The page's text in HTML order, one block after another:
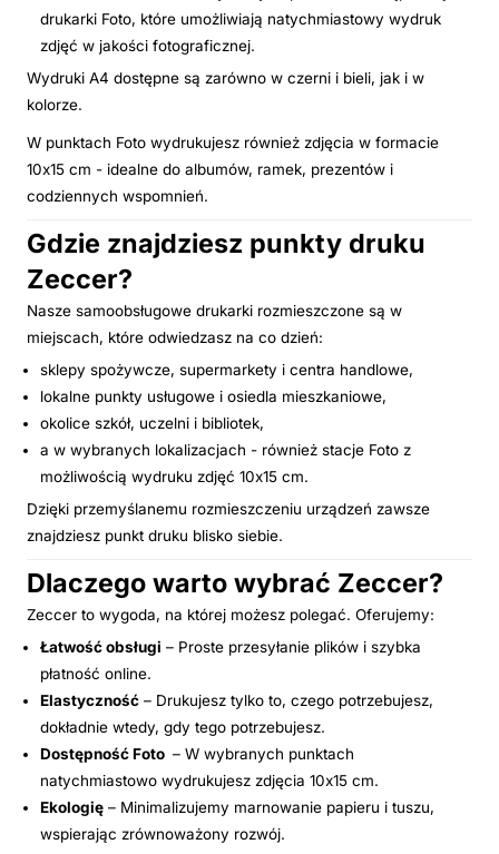
drukarki Foto, które umożliwiają natychmiastowy wydruk
zdjęć w jakości fotograficznej.
Wydruki A4 dostępne są zarówno w czerni i bieli, jak i w
kolorze.
W punktach Foto wydrukujesz również zdjęcia w formacie
10x15 cm - idealne do albumów, ramek, prezentów i
codziennych wspomnień.
Gdzie znajdziesz punkty druku
Zeccer?
Nasze samoobsługowe drukarki rozmieszczone są w
miejscach, które odwiedzasz na co dzień:
sklepy spożywcze, supermarkety i centra handlowe,
lokalne punkty usługowe i osiedla mieszkaniowe,
okolice szkół, uczelni i bibliotek,
a w wybranych lokalizacjach - również stacje Foto z
możliwością wydruku zdjęć 10x15 cm.
Dzięki przemyślanemu rozmieszczeniu urządzeń zawsze
znajdziesz punkt druku blisko siebie.
Dlaczego warto wybrać Zeccer?
Zeccer to wygoda, na której możesz polegać. Oferujemy:
Łatwość obsługi – Proste przesyłanie plików i szybka
płatność online.
Elastyczność – Drukujesz tylko to, czego potrzebujesz,
dokładnie wtedy, gdy tego potrzebujesz.
Dostępność Foto – W wybranych punktach
natychmiastowo wydrukujesz zdjęcia 10x15 cm.
Ekologię – Minimalizujemy marnowanie papieru i tuszu,
wspierając zrównoważony rozwój.